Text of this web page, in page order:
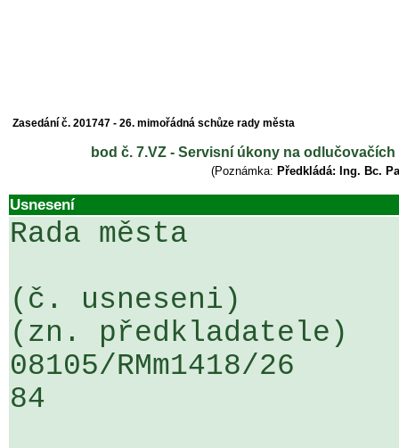
Zasedání č. 201747 - 26. mimořádná schůze rady města
bod č. 7.VZ - Servisní úkony na
(Poznámka: Předkládá: Ing. Bc.
Usnesení
Rada města
(č. usneseni)
(zn. předkladatele)
08105/RMm1418/
84